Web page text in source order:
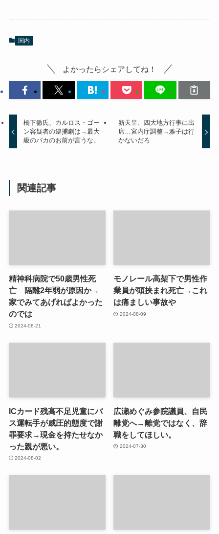
国内
よかったらシェアしてね！
橋下徹氏、カルロス・ゴー
ン容疑者の逮捕劇は→最大
級のバカのお前が言うな。
新天皇、四大地方行事に出
席…宮内庁調整→雅子は行
かないだろ
関連記事
精神科病院で50歳男性死
亡 隔離2年弱が原因か→
家でみてあげればよかった
のでは
2024-08-21
モノレール高架下で男性作
業員が頭挟まれ死亡→これ
は痛ましい事故や
2024-08-09
ICカード残高不足児童にバ
ス運転手が威圧的態度で謝
罪要求→現金を持たせなか
った親が悪い。
2024-08-02
広瀬めぐみ参院議員、自民
離党へ→離党ではなく、辞
職をしてほしい。
2024-07-30